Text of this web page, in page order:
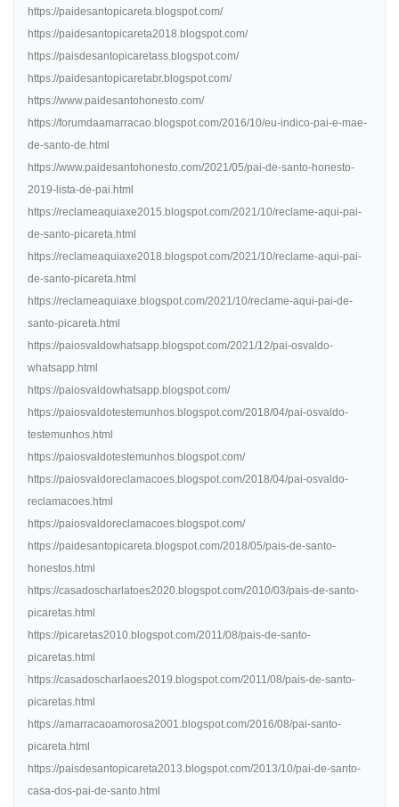
https://paidesantopicareta.blogspot.com/
https://paidesantopicareta2018.blogspot.com/
https://paisdesantopicaretass.blogspot.com/
https://paidesantopicaretabr.blogspot.com/
https://www.paidesantohonesto.com/
https://forumdaamarracao.blogspot.com/2016/10/eu-indico-pai-e-mae-
de-santo-de.html
https://www.paidesantohonesto.com/2021/05/pai-de-santo-honesto-
2019-lista-de-pai.html
https://reclameaquiaxe2015.blogspot.com/2021/10/reclame-aqui-pai-
de-santo-picareta.html
https://reclameaquiaxe2018.blogspot.com/2021/10/reclame-aqui-pai-
de-santo-picareta.html
https://reclameaquiaxe.blogspot.com/2021/10/reclame-aqui-pai-de-
santo-picareta.html
https://paiosvaldowhatsapp.blogspot.com/2021/12/pai-osvaldo-
whatsapp.html
https://paiosvaldowhatsapp.blogspot.com/
https://paiosvaldotestemunhos.blogspot.com/2018/04/pai-osvaldo-
testemunhos.html
https://paiosvaldotestemunhos.blogspot.com/
https://paiosvaldoreclamacoes.blogspot.com/2018/04/pai-osvaldo-
reclamacoes.html
https://paiosvaldoreclamacoes.blogspot.com/
https://paidesantopicareta.blogspot.com/2018/05/pais-de-santo-
honestos.html
https://casadoscharlatoes2020.blogspot.com/2010/03/pais-de-santo-
picaretas.html
https://picaretas2010.blogspot.com/2011/08/pais-de-santo-
picaretas.html
https://casadoscharlaoes2019.blogspot.com/2011/08/pais-de-santo-
picaretas.html
https://amarracaoamorosa2001.blogspot.com/2016/08/pai-santo-
picareta.html
https://paisdesantopicareta2013.blogspot.com/2013/10/pai-de-santo-
casa-dos-pai-de-santo.html